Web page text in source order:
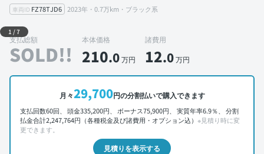
車両ID FZ78TJD6 2023年・0.7万km・ブラック系
外装 左前
1 /7
支払総額
SOLD!!
本体価格
210.0万円
諸費用
12.0万円
月々29,700円の分割払いで購入できます
支払回数60回、 頭金335,200円、 ボーナス75,900円、 実質年率6.9％、 分割
払金合計2,247,764円（各種税金及び諸費用・オプション込） ※見積り時に変
更できます。
見積りを表示する